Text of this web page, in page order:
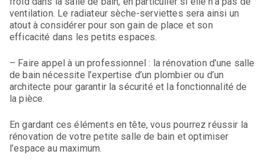
ventilation. Le radiateur sèche-serviettes sera ainsi un
atout à considérer pour son gain de place et son
efficacité dans les petits espaces.
– Faire appel à un professionnel : la rénovation d’une salle
de bain nécessite l’expertise d’un plombier ou d’un
architecte pour garantir la sécurité et la fonctionnalité de
la pièce.
En gardant ces éléments en tête, vous pourrez réussir la
rénovation de votre petite salle de bain et optimiser
l’espace au maximum.